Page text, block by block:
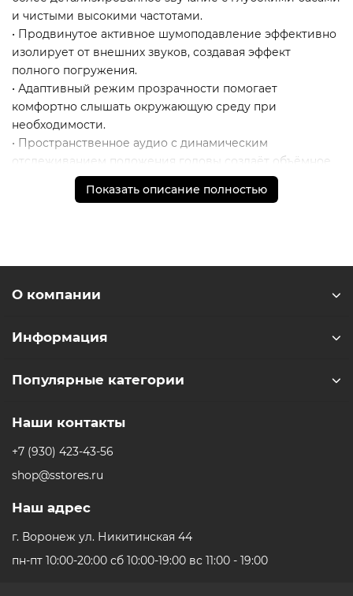
и чистыми высокими частотами.
• Продвинутое активное шумоподавление эффективно
изолирует от внешних звуков, создавая эффект
полного погружения.
• Адаптивный режим прозрачности помогает
комфортно слышать окружающую среду при
необходимости.
• Пространственное аудио с динамическим
отслеживанием положения головы создаёт объёмное
и реалистичное звучание.
Показать описание полностью
О компании
Информация
Популярные категории
Наши контакты
+7 (930) 423-43-56
shop@sstores.ru
Наш адрес
г. Воронеж ул. Никитинская 44
пн-пт 10:00-20:00 сб 10:00-19:00 вс 11:00 - 19:00